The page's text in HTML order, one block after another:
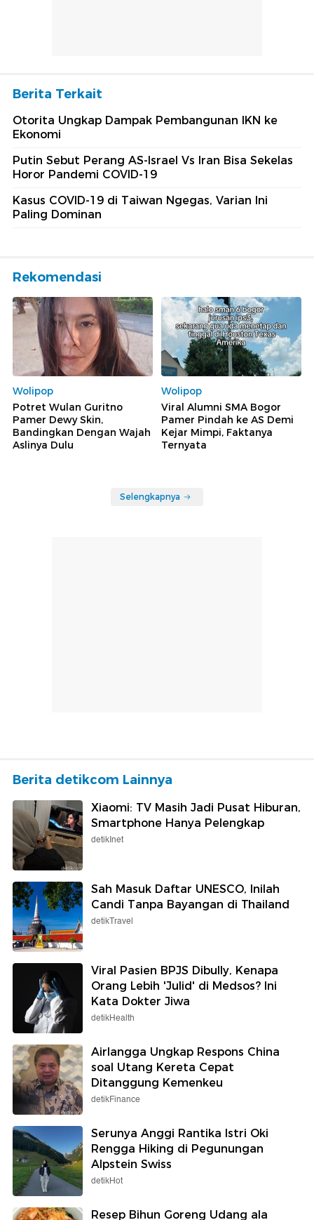
Berita Terkait
Otorita Ungkap Dampak Pembangunan IKN ke
Ekonomi
Putin Sebut Perang AS-Israel Vs Iran Bisa Sekelas
Horor Pandemi COVID-19
Kasus COVID-19 di Taiwan Ngegas, Varian Ini
Paling Dominan
Rekomendasi
Wolipop
Potret Wulan Guritno
Pamer Dewy Skin,
Bandingkan Dengan Wajah
Aslinya Dulu
Wolipop
Viral Alumni SMA Bogor
Pamer Pindah ke AS Demi
Kejar Mimpi, Faktanya
Ternyata
Selengkapnya
Berita detikcom Lainnya
Xiaomi: TV Masih Jadi Pusat Hiburan,
Smartphone Hanya Pelengkap
detikInet
Sah Masuk Daftar UNESCO, Inilah
Candi Tanpa Bayangan di Thailand
detikTravel
Viral Pasien BPJS Dibully, Kenapa
Orang Lebih 'Julid' di Medsos? Ini
Kata Dokter Jiwa
detikHealth
Airlangga Ungkap Respons China
soal Utang Kereta Cepat
Ditanggung Kemenkeu
detikFinance
Serunya Anggi Rantika Istri Oki
Rengga Hiking di Pegunungan
Alpstein Swiss
detikHot
Resep Bihun Goreng Udang ala